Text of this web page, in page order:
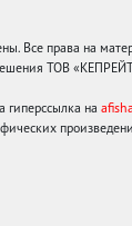
права на
ТОВ
гиперссылка на